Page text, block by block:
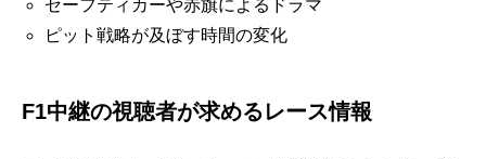
セーフティカーや赤旗によるドラマ
ピット戦略が及ぼす時間の変化
F1中継の視聴者が求めるレース情報